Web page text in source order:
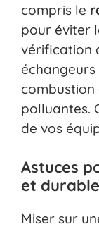
compris le
pour éviter
vérification
combustion
polluantes.
de vos
Astuces
et durable
Miser sur